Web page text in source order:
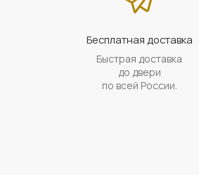
Бесплатная доставка
Быстрая доставка
до двери
по всей России.